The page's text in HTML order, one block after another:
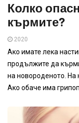
Колко
кърмите?
2020
Ако имате лека
продължите да
на новороденото. На
Ако обаче има